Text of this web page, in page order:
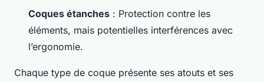
Coques étanches : Protection contre les
éléments, mais potentielles interférences avec
l’ergonomie.
Chaque type de coque présente ses atouts et ses